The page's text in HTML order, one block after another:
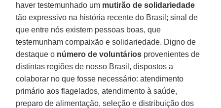
haver testemunhado um mutirão de solidariedade
tão expressivo na história recente do Brasil; sinal de
que entre nós existem pessoas boas, que
testemunham compaixão e solidariedade. Digno de
destaque o número de voluntários provenientes de
distintas regiões de nosso Brasil, dispostos a
colaborar no que fosse necessário: atendimento
primário aos flagelados, atendimento à saúde,
preparo de alimentação, seleção e distribuição dos